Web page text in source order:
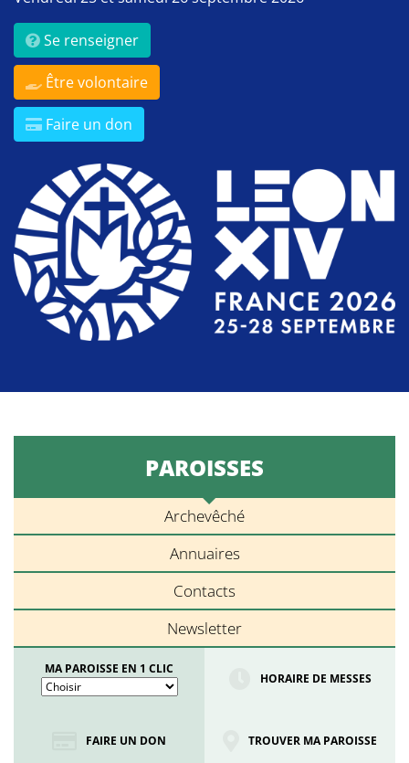
Se renseigner
Être volontaire
Faire un don
PAROISSES
Archevêché
Annuaires
Contacts
Newsletter
MA PAROISSE EN 1 CLIC
HORAIRE DE MESSES
FAIRE UN DON TROUVER MA PAROISSE